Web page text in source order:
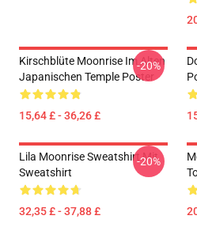
Kirschblüte Moonrise Im Alten
Japanischen Temple Poster
15,64 £ - 36,26 £
-20%
Lila Moonrise Sweatshirt Mit
Sweatshirt
32,35 £ - 37,88 £
-20%